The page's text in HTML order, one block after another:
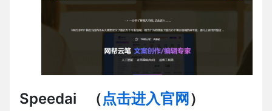
Speedai （点击进入官网 ）